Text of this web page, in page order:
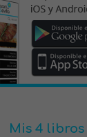
Mis 4 libros